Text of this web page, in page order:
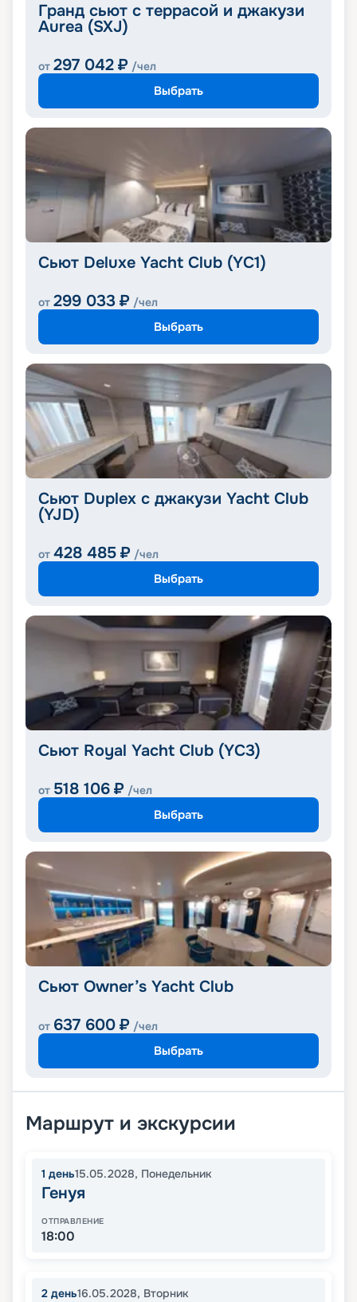
Гранд сьют с террасой и джакузи
Aurea (SXJ)
от 297 042 ₽ /чел
Выбрать
Сьют Deluxe Yacht Club (YC1)
от 299 033 ₽ /чел
Выбрать
Сьют Duplex с джакузи Yacht Club
(YJD)
от 428 485 ₽ /чел
Выбрать
Сьют Royal Yacht Club (YC3)
от 518 106 ₽ /чел
Выбрать
Сьют Owner’s Yacht Club
от 637 600 ₽ /чел
Выбрать
Маршрут и экскурсии
1 день15.05.2028, Понедельник
Генуя
ОТПРАВЛЕНИЕ
18:00
2 день16.05.2028, Вторник